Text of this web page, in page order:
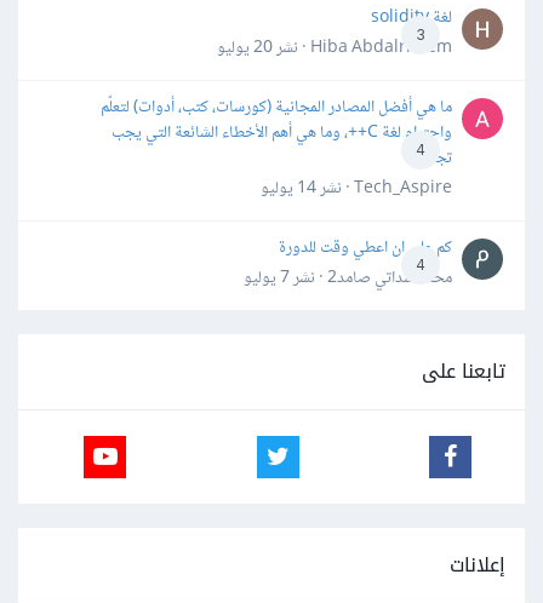
3
لغة solidity
Hiba Abdalrheem · نشر
20 يوليو
4
ما هي أفضل المصادر المجانية (كورسات، كتب، أدوات) لتعلّم
واحترام لغة C++، وما هي أهم الأخطاء الشائعة التي يجب
تجنبها؟
Tech_Aspire · نشر
14 يوليو
4
كم علي ان اعطي وقت للدورة
محمد سداتي صامد2 · نشر
7 يوليو
تابعنا على
إعلانات